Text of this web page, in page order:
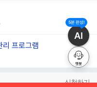
프로그램
신청하기
5분 완성!
AI
챗봇